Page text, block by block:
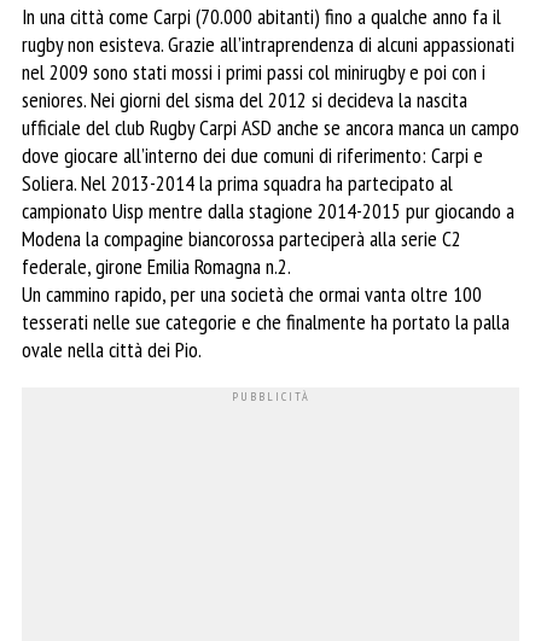
In una città come Carpi (70.000 abitanti) fino a qualche anno fa il
rugby non esisteva. Grazie all’intraprendenza di alcuni appassionati
nel 2009 sono stati mossi i primi passi col minirugby e poi con i
seniores. Nei giorni del sisma del 2012 si decideva la nascita
ufficiale del club Rugby Carpi ASD anche se ancora manca un campo
dove giocare all’interno dei due comuni di riferimento: Carpi e
Soliera. Nel 2013-2014 la prima squadra ha partecipato al
campionato Uisp mentre dalla stagione 2014-2015 pur giocando a
Modena la compagine biancorossa parteciperà alla serie C2
federale, girone Emilia Romagna n.2.
Un cammino rapido, per una società che ormai vanta oltre 100
tesserati nelle sue categorie e che finalmente ha portato la palla
ovale nella città dei Pio.